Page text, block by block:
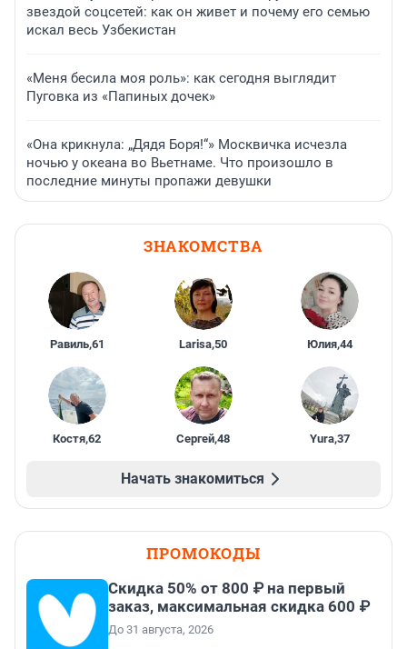
звездой соцсетей: как он живет и почему его семью
искал весь Узбекистан
«Меня бесила моя роль»: как сегодня выглядит
Пуговка из «Папиных дочек»
«Она крикнула: „Дядя Боря!“» Москвичка исчезла
ночью у океана во Вьетнаме. Что произошло в
последние минуты пропажи девушки
ЗНАКОМСТВА
Равиль,61 Larisa,50 Юлия,44
Костя,62 Сергей,48 Yura,37
Начать знакомиться
ПРОМОКОДЫ
Скидка 50% от 800 ₽ на первый
заказ, максимальная скидка 600 ₽
До 31 августа, 2026